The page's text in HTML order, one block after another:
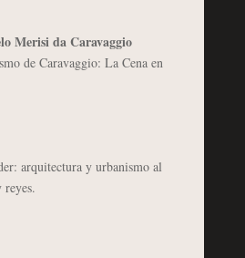
Merisi da Caravaggio
de Caravaggio: La Cena en
arquitectura y urbanismo al
reyes.